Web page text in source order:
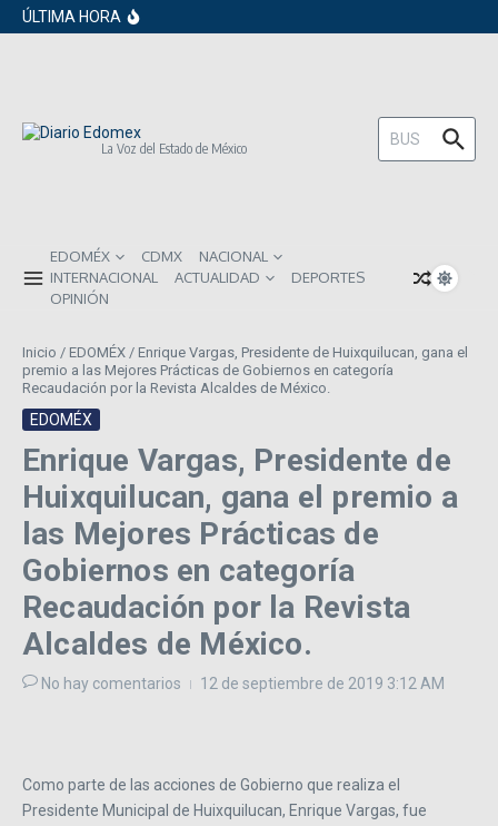
Saltar al contenido
ÚLTIMA HORA
inversionistas extranjeros; emite nueva
comunes entre los mexicanos
La Voz del Estado de México
Buscar:
EDOMÉX CDMX
NACIONAL
INTERNACIONAL
ACTUALIDAD
DEPORTES
OPINIÓN
Inicio / EDOMÉX / Enrique Vargas, Presidente de Huixquilucan, gana el
premio a las Mejores Prácticas de Gobiernos en categoría
Recaudación por la Revista Alcaldes de México.
EDOMÉX
Enrique Vargas, Presidente de
Huixquilucan, gana el premio a
las Mejores Prácticas de
Gobiernos en categoría
Recaudación por la Revista
Alcaldes de México.
No hay comentarios 12 de septiembre de 2019 3:12 AM
Como parte de las acciones de Gobierno que realiza el
Presidente Municipal de Huixquilucan, Enrique Vargas, fue